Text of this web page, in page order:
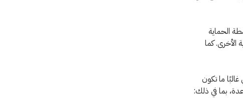
الحماية
الأخرى. كما
ما تكون
بما في ذلك: